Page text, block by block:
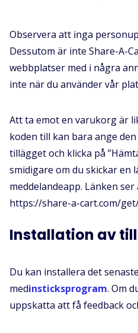
Observera att inga
Dessutom är inte Share-A-
webbplatser med i några
inte när du använder vår
Att ta emot en varukorg är
koden till kan bara ange
tillägget och klicka på
smidigare om du skickar en
meddelandeapp. Länken
https://share-a-cart.com/get/
Installation av
Du kan installera det
medinsticksprogram. Om
uppskatta att få feedback